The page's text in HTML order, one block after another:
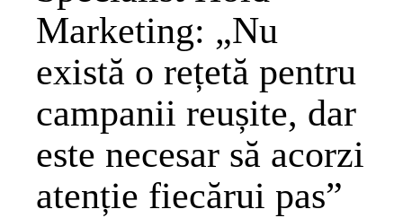
Marketing: „Nu
există o rețetă pentru
campanii reușite, dar
este necesar să acorzi
atenție fiecărui pas”